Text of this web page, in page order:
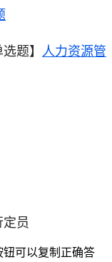
题】 人力资源管
定员
可以复制正确答